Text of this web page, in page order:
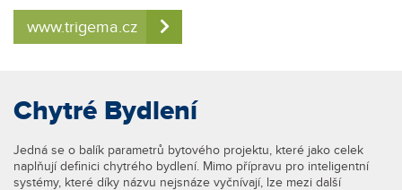
www.trigema.cz
Chytré Bydlení
Jedná se o balík parametrů bytového projektu, které jako celek
naplňují definici chytrého bydlení. Mimo přípravu pro inteligentní
systémy, které díky názvu nejsnáze vyčnívají, lze mezi další